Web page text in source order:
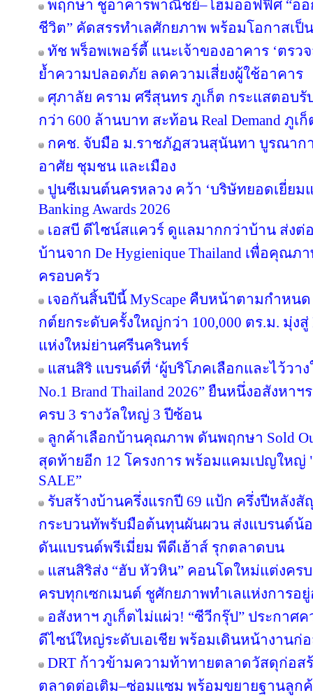
พฤกษา ชูอาคารพาณิชย์–โฮมออฟฟิศ “ออ
ชีวิต” คัดสรรทำเลศักยภาพ พร้อมโอกาสเป็
ทัช พร็อพเพอร์ตี้ แนะเจ้าของอาคาร ‘ตร
ย้ำความปลอดภัย ลดความเสี่ยงผู้ใช้อาคาร
ศุภาลัย คราม ศรีสุนทร ภูเก็ต กระแสตอบรั
กว่า 600 ล้านบาท สะท้อน Real Demand ภูเ
กคช. จับมือ ม.ราชภัฏสวนสุนันทา บูรณา
อาศัย ชุมชน และเมือง
ปูนซีเมนต์นครหลวง คว้า ‘บริษัทยอดเยี่ยมแ
Banking Awards 2026
เอสบี ดีไซน์สแควร์ ดูแลมากกว่าบ้าน ส่ง
บ้านจาก De Hygienique Thailand เพื่อคุณ
ครอบครัว
เจอกันสิ้นปีนี้ MyScape คืบหน้าตามกำหน
กต์ยกระดับครั้งใหญ่กว่า 100,000 ตร.ม. มุ่งสู่
แห่งใหม่ย่านศรีนครินทร์
แสนสิริ แบรนด์ที่ ‘ผู้บริโภคเลือกและไว้วาง
No.1 Brand Thailand 2026” ยืนหนึ่งอสังหา
ครบ 3 รางวัลใหญ่ 3 ปีซ้อน
ลูกค้าเลือกบ้านคุณภาพ ดันพฤกษา Sold
สุดท้ายอีก 12 โครงการ พร้อมแคมเปญใหญ่
SALE”
รับสร้างบ้านครึ่งแรกปี 69 แป้ก ครึ่งปีหลั
กระบวนทัพรับมือต้นทุนผันผวน ส่งแบรนด์น้
ดันแบรนด์พรีเมี่ยม พีดีเฮ้าส์ รุกตลาดบน
แสนสิริส่ง “ฮับ หัวหิน” คอนโดใหม่แต่งคร
ครบทุกเซกเมนต์ ชูศักยภาพทำเลแห่งการอ
อสังหาฯ ภูเก็ตไม่แผ่ว! “ซีวีกรุ๊ป” ประกาศค
ดีไซน์ใหญ่ระดับเอเชีย พร้อมเดินหน้างานก่อ
DRT ก้าวข้ามความท้าทายตลาดวัสดุก่อสร้
ตลาดต่อเติม–ซ่อมแซม พร้อมขยายฐานลูก